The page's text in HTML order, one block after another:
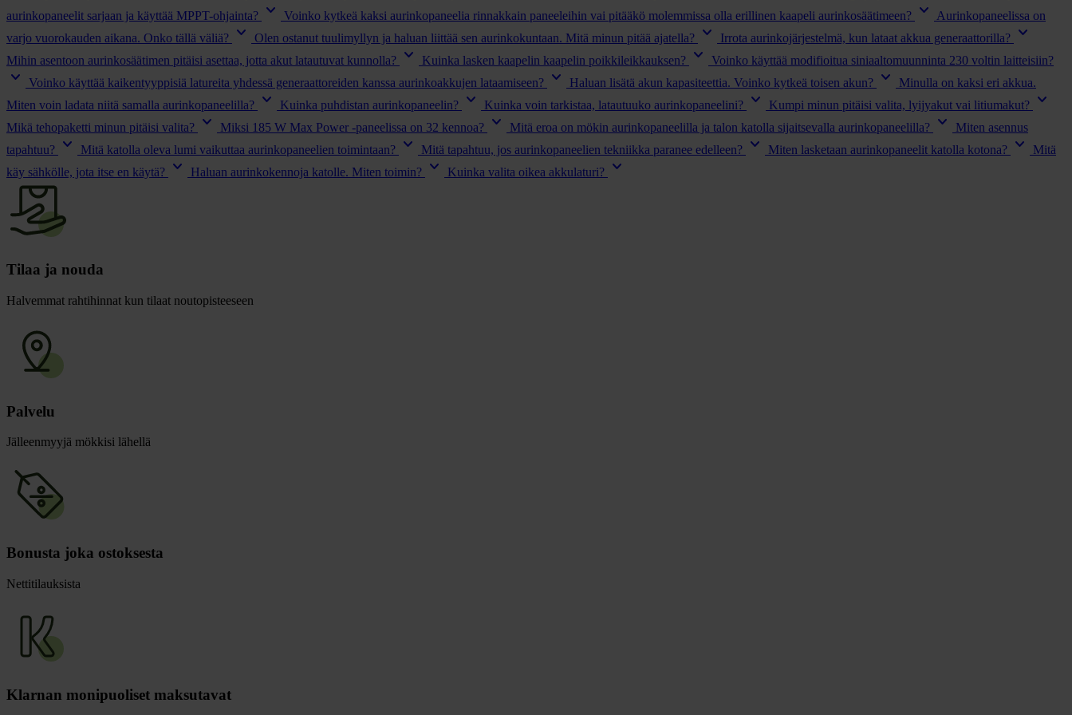
aurinkopaneelit sarjaan ja käyttää MPPT-ohjainta? keyboard_arrow_down Voinko kytkeä kaksi aurinkopaneelia rinnakkain paneeleihin vai pitääkö molemmissa olla erillinen kaapeli aurinkosäätimeen? keyboard_arrow_down
Aurinkopaneelissa on
varjo vuorokauden aikana. Onko tällä väliä? keyboard_arrow_down Olen ostanut tuulimyllyn ja haluan liittää sen aurinkokuntaan. Mitä minun pitää ajatella? keyboard_arrow_down Irrota aurinkojärjestelmä, kun lataat akkua generaattorilla? keyboard_arrow_down
Mihin asentoon aurinkosäätimen pitäisi asettaa, jotta akut latautuvat kunnolla? keyboard_arrow_down Kuinka lasken kaapelin kaapelin poikkileikkauksen? keyboard_arrow_down Voinko käyttää modifioitua siniaaltomuunninta 230 voltin laitteisiin?
keyboard_arrow_down Voinko käyttää kaikentyyppisiä latureita yhdessä generaattoreiden kanssa aurinkoakkujen lataamiseen? keyboard_arrow_down Haluan lisätä akun kapasiteettia. Voinko kytkeä toisen akun? keyboard_arrow_down
Minulla on kaksi eri akkua.
Miten voin ladata niitä samalla aurinkopaneelilla? keyboard_arrow_down Kuinka puhdistan aurinkopaneelin? keyboard_arrow_down Kuinka voin tarkistaa, latautuuko aurinkopaneelini? keyboard_arrow_down Kumpi minun pitäisi valita, lyijyakut vai litiumakut? keyboard_arrow_down
Mikä tehopaketti minun pitäisi valita? keyboard_arrow_down Miksi 185 W Max Power -paneelissa on 32 kennoa? keyboard_arrow_down Mitä eroa on mökin aurinkopaneelilla ja talon katolla sijaitsevalla aurinkopaneelilla? keyboard_arrow_down
Miten asennus
tapahtuu? keyboard_arrow_down Mitä katolla oleva lumi vaikuttaa aurinkopaneelien toimintaan? keyboard_arrow_down Mitä tapahtuu, jos aurinkopaneelien tekniikka paranee edelleen? keyboard_arrow_down Miten lasketaan aurinkopaneelit katolla kotona? keyboard_arrow_down
Mitä
käy sähkölle, jota itse en käytä? keyboard_arrow_down Haluan aurinkokennoja katolle. Miten toimin? keyboard_arrow_down Kuinka valita oikea akkulaturi? keyboard_arrow_down
Tilaa ja nouda
Halvemmat rahtihinnat kun tilaat noutopisteeseen
Palvelu
Jälleenmyyjä mökkisi lähellä
Bonusta joka ostoksesta
Nettitilauksista
Klarnan monipuoliset maksutavat